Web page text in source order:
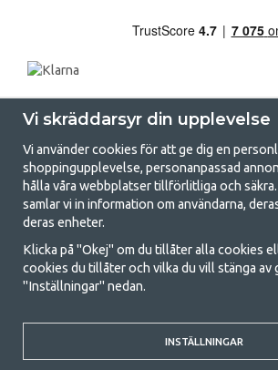
GetCamping.se - Din butik
och uteliv
Att campa kan antingen vara en livsstil eller ett
för ett gemensamt äventyr. Oavsett vilken
med att campa så därför erbjuder vi riktigt bra
husvagnstält och all annan utrustning för
mål är att i varje priskategori erbjuda den bästa
Vi skräddarsyr din upplevelse
Vi använder cookies för att ge dig en
shoppingupplevelse, personanpassad
hålla våra webbplatser tillförlitliga och
samlar vi in information om användarna,
deras enheter.
Klicka på "Okej" om du tillåter alla cookies
cookies du tillåter och vilka du vill stänga av
"Inställningar" nedan.
INSTÄLLNINGAR